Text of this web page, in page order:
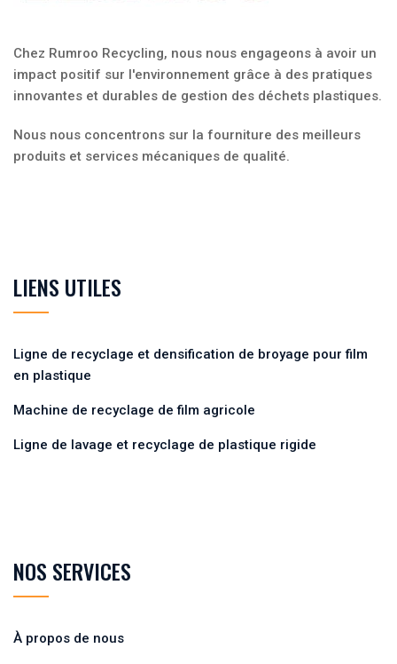
Chez Rumroo Recycling, nous nous engageons à avoir un
impact positif sur l'environnement grâce à des pratiques
innovantes et durables de gestion des déchets plastiques.
Nous nous concentrons sur la fourniture des meilleurs
produits et services mécaniques de qualité.
LIENS UTILES
Ligne de recyclage et densification de broyage pour film
en plastique
Machine de recyclage de film agricole
Ligne de lavage et recyclage de plastique rigide
NOS SERVICES
À propos de nous